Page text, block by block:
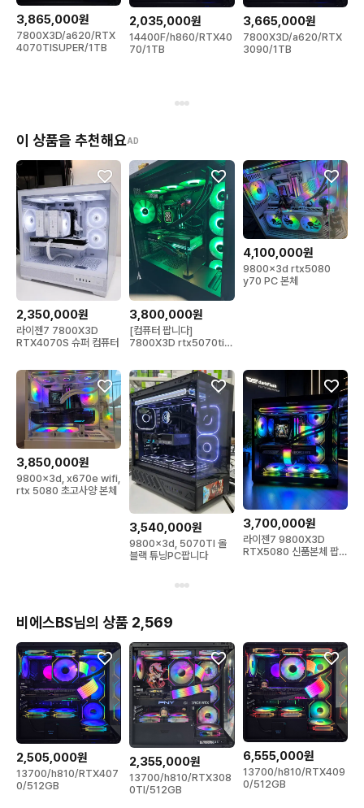
3,865,000원
7800X3D/a620/RTX
4070TISUPER/1TB
2,035,000원
14400F/h860/RTX40
70/1TB
3,665,000원
7800X3D/a620/RTX
3090/1TB
이 상품을 추천해요AD
2,350,000원
라이젠7 7800X3D
RTX4070S 슈퍼 컴퓨터
3,800,000원
[컴퓨터 팝니다]
7800X3D rtx5070ti
4,100,000원
9800x3d rtx5080
y70 PC 본체
3,850,000원
9800x3d, x670e wifi,
rtx 5080 초고사양 본체
3,540,000원
9800x3d, 5070TI 올
블랙 튜닝PC팝니다
3,700,000원
라이젠7 9800X3D
RTX5080 신품본체 팝니
비에스BS님의 상품 2,569
2,505,000원
13700/h810/RTX407
0/512GB
2,355,000원
13700/h810/RTX308
0TI/512GB
6,555,000원
13700/h810/RTX409
0/512GB